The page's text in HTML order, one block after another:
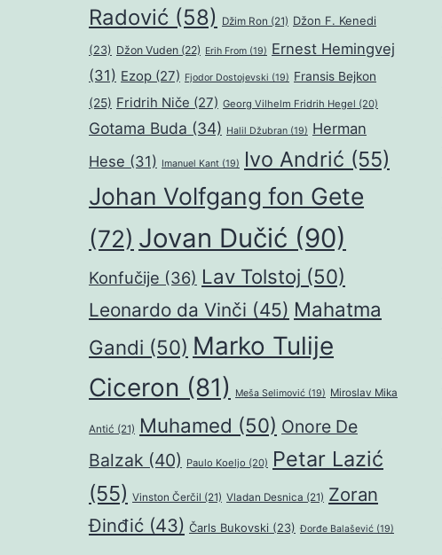
Radović (58) Džim Ron (21) Džon F. Kenedi
(23) Džon Vuden (22) Erih From (19) Ernest Hemingvej
(31) Ezop (27) Fjodor Dostojevski (19) Fransis Bejkon
(25) Fridrih Niče (27) Georg Vilhelm Fridrih Hegel (20)
Gotama Buda (34) Halil Džubran (19) Herman
Hese (31) Imanuel Kant (19) Ivo Andrić (55)
Johan Volfgang fon Gete
(72) Jovan Dučić (90)
Konfučije (36) Lav Tolstoj (50)
Leonardo da Vinči (45) Mahatma
Gandi (50) Marko Tulije
Ciceron (81) Meša Selimović (19) Miroslav Mika
Antić (21) Muhamed (50) Onore De
Balzak (40) Paulo Koeljo (20) Petar Lazić
(55) Vinston Čerčil (21) Vladan Desnica (21) Zoran
Đinđić (43) Čarls Bukovski (23) Đorđe Balašević (19)